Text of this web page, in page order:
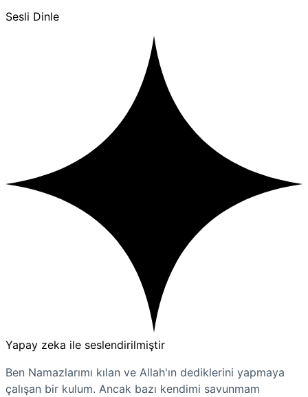
Sesli Dinle
Yapay zeka ile seslendirilmiştir
Ben Namazlarımı kılan ve Allah'ın dediklerini yapmaya
çalışan bir kulum. Ancak bazı kendimi savunmam